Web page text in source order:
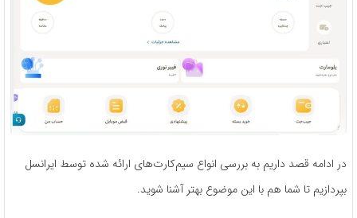
در ادامه قصد داریم به بررسی انواع سیم‌کارت‌های ارائه شده توسط ایرانسل
بپردازیم تا شما هم با این موضوع بهتر آشنا شوید.